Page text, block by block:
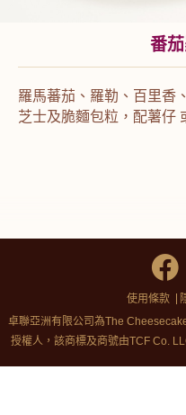
番
羅馬蕃茄、羅勒、百里香
芝士及脆麵包粒，配薯仔
使用條款
卓聯亞洲有限公司為The
授權人，該商標及商號由TCF Co.